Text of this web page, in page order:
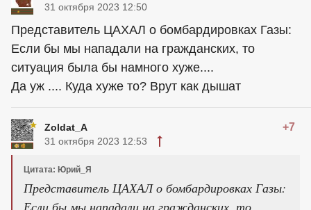
31 октября 2023 12:50
Представитель ЦАХАЛ о бомбардировках Газы:
Если бы мы нападали на гражданских, то
ситуация была бы намного хуже....
Да уж .... Куда хуже то? Врут как дышат
Zoldat_A +7
31 октября 2023 12:53
Цитата: Юрий_Я
Представитель ЦАХАЛ о бомбардировках Газы:
Если бы мы нападали на гражданских, то